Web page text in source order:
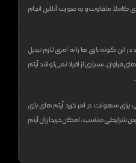
کاملا متفاوت و به صورت آنلاین انجام
این گونه بازی ها را به امری لازم تبدیل
بسیاری از افراد نمی‌توانند آیتم
سهولت در امر خرید آیتم های بازی
شرایطی مناسب، امکان خرید ارزان آیتم